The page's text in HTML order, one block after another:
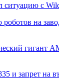
ситуацию с
на
гигант
и запрет на